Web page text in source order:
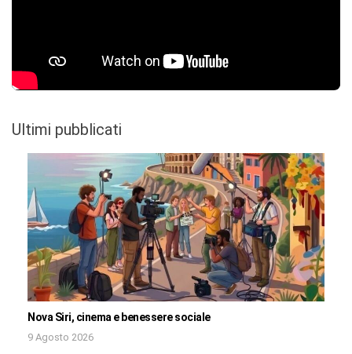
Ultimi pubblicati
Nova Siri, cinema e benessere sociale
9 Agosto 2026